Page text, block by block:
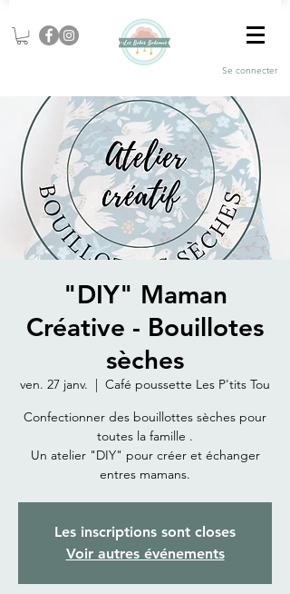
Se connecter
"DIY" Maman
Créative - Bouillotes
sèches
ven. 27 janv.
  |
Café poussette Les P'tits Tou
Confectionner des bouillottes sèches pour
toutes la famille .
Un atelier "DIY" pour créer et échanger
entres mamans.
Les inscriptions sont closes
Voir autres événements